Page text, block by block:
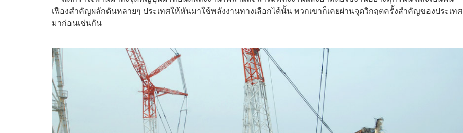
เฟืองสำคัญผลักดันหลายๆ ประเทศให้หันมาใช้พลังงานทางเลือกได้นั้น พวกเขาก็เคยผ่านจุดวิกฤตครั้งสำคัญของประเทศ
มาก่อนเช่นกัน